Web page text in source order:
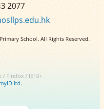
2077
School. All Rights Reserved.
/ Firefox / IE10+
myID ltd.